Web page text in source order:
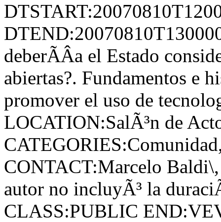
deberÃ­Â­a el Estado
abiertas?. Fundamentos e
promover el uso de
LOCATION:SalÃ³n de
CONTACT:Marcelo
autor no incluyÃ³ la
CLASS:PUBLIC